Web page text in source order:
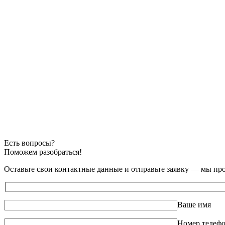
Есть вопросы?
Поможем разобраться!
Оставьте свои контактные данные и отправьте заявку — мы
Ваше имя
Номер